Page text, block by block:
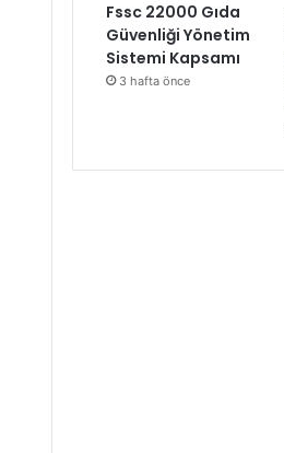
Fssc 22000 Gıda
Güvenliği Yönetim
Sistemi Kapsamı
3 hafta önce